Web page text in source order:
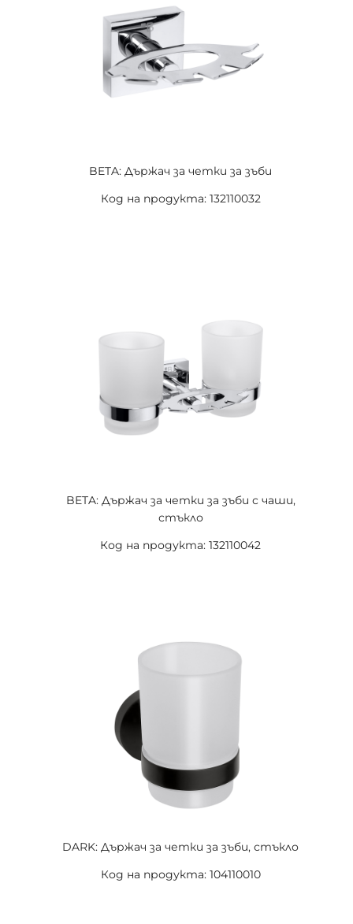
BETA: Държач за четки за зъби
Код на продукта: 132110032
BETA: Държач за четки за зъби с чаши,
стъкло
Код на продукта: 132110042
DARK: Държач за четки за зъби, стъкло
Код на продукта: 104110010